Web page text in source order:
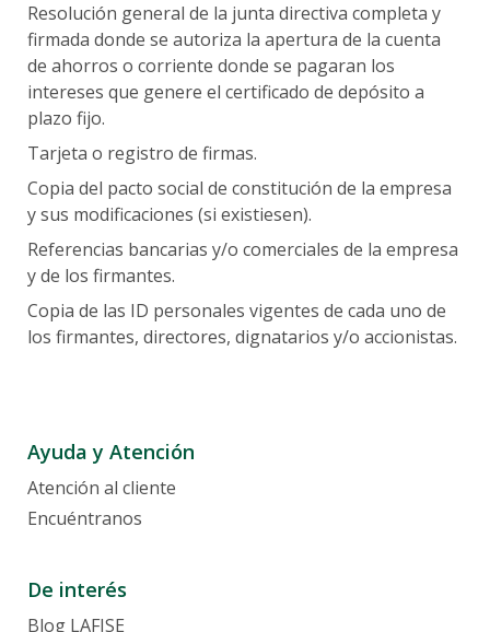
ATM LAFISE
Transferencias interbancarias vía ACH
Envío Veloz
Chatbot Lia
Lafise Móvil
Lafise ID
Servired
Tarjetas
Tarjetas de Crédito
Tarjetas de Débito
Tarjeta Prepago
Compra en Cuotas
Contratos y reglamentos
Pagos
Bancanet 3.0
LAFISE Connect
Cuenta Proveedores
Monibyte
Servicios Internacionales
Plan Nómina
Tarjeta de Crédito
Tarjeta Infinite Visa
Resolución general de la junta directiva completa y
firmada donde se autoriza la apertura de la cuenta
de ahorros o corriente donde se pagaran los
intereses que genere el certificado de depósito a
plazo fijo.
Tarjeta o registro de firmas.
Copia del pacto social de constitución de la empresa
y sus modificaciones (si existiesen).
Referencias bancarias y/o comerciales de la empresa
y de los firmantes.
Copia de las ID personales vigentes de cada uno de
los firmantes, directores, dignatarios y/o accionistas.
Ayuda y Atención
Atención al cliente
Encuéntranos
De interés
Blog LAFISE